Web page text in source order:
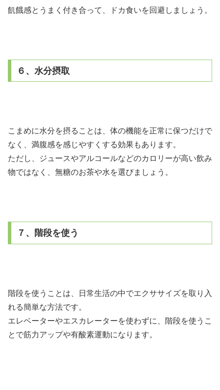
飢餓感とうまく付き合って、ドカ食いを回避しましょう。
６、水分摂取
こまめに水分を摂ることは、体の機能を正常に保つだけで
なく、満腹感を感じやすくする効果もあります。
ただし、ジュースやアルコールなどのカロリーが高い飲み
物ではなく、無糖のお茶や水を選びましょう。
７、階段を使う
階段を使うことは、日常生活の中でエクササイズを取り入
れる簡単な方法です。
エレベーターやエスカレーターを使わずに、階段を使うこ
とで筋力アップや有酸素運動になります。